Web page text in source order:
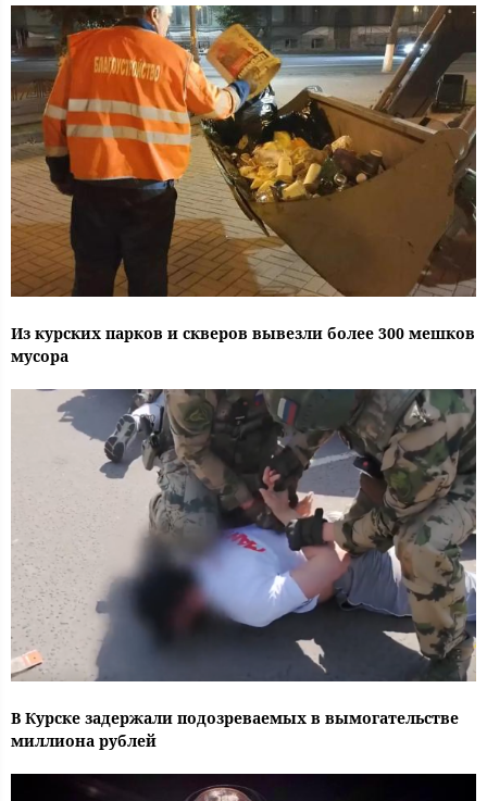
Из курских парков и скверов вывезли более 300 мешков
мусора
В Курске задержали подозреваемых в вымогательстве
миллиона рублей